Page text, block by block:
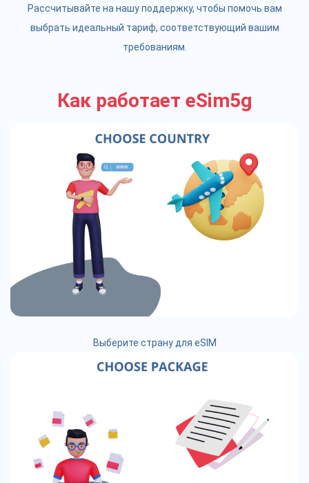
Рассчитывайте на нашу поддержку, чтобы помочь вам
выбрать идеальный тариф, соответствующий вашим
требованиям.
Как работает eSim5g
Выберите страну для eSIM